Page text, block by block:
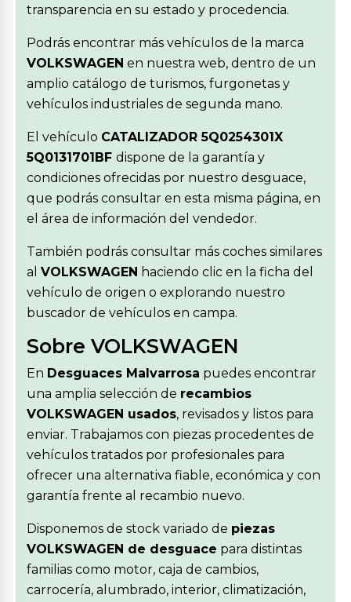
transparencia en su estado y procedencia.
Podrás encontrar más vehículos de la marca
VOLKSWAGEN en nuestra web, dentro de un
amplio catálogo de turismos, furgonetas y
vehículos industriales de segunda mano.
El vehículo CATALIZADOR 5Q0254301X
5Q0131701BF dispone de la garantía y
condiciones ofrecidas por nuestro desguace,
que podrás consultar en esta misma página, en
el área de información del vendedor.
También podrás consultar más coches similares
al VOLKSWAGEN haciendo clic en la ficha del
vehículo de origen o explorando nuestro
buscador de vehículos en campa.
Sobre VOLKSWAGEN
En Desguaces Malvarrosa puedes encontrar
una amplia selección de recambios
VOLKSWAGEN usados, revisados y listos para
enviar. Trabajamos con piezas procedentes de
vehículos tratados por profesionales para
ofrecer una alternativa fiable, económica y con
garantía frente al recambio nuevo.
Disponemos de stock variado de piezas
VOLKSWAGEN de desguace para distintas
familias como motor, caja de cambios,
carrocería, alumbrado, interior, climatización,